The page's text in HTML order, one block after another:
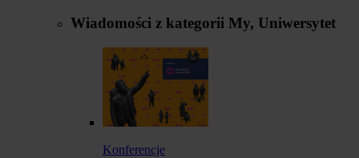
Wiadomości z kategorii My, Uniwersytet
Konferencje